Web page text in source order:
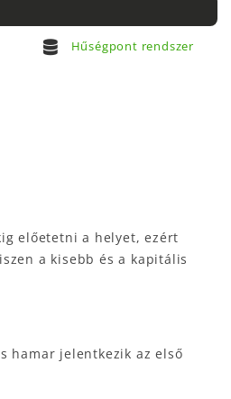
Hűségpont rendszer
előetetni a helyet, ezért
a kisebb és a kapitális
hamar jelentkezik az első